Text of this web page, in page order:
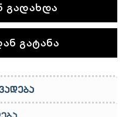
გადახდა
გატანა